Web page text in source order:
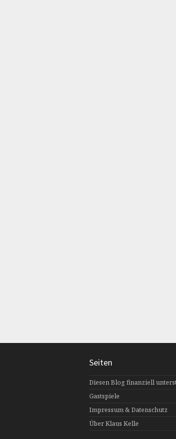
Seiten
Diesen Blog finanziell
Gastspiele
Impressum & Datenschutz
Über Klaus Kelle